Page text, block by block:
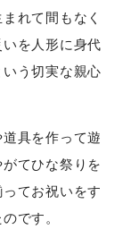
れて間もなく
を人形に身代
う切実な親心
具を作って遊
てひな祭りを
てお祝いをす
です。